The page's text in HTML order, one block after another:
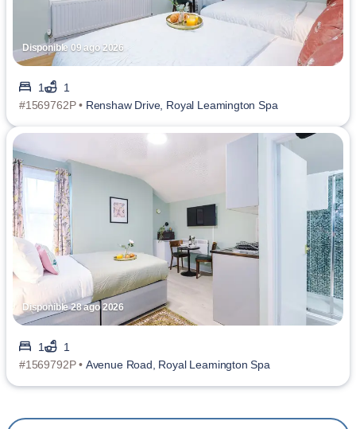
Disponible 09 ago 2026
1
1
#1569762P • Renshaw Drive, Royal Leamington Spa
Disponible 28 ago 2026
1
1
#1569792P • Avenue Road, Royal Leamington Spa